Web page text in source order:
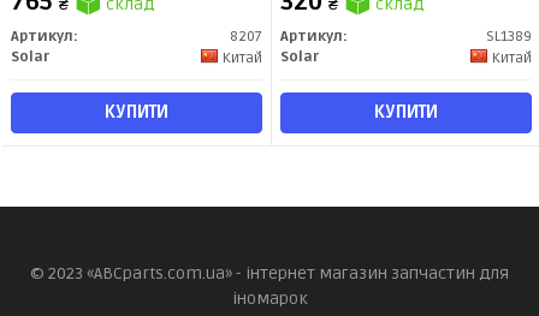
Артикул:
8207
Solar
Китай
КУПИТИ
Артикул:
SL1389
Solar
Китай
КУПИТИ
© 2023 «ABCparts.com.ua» - інтернет магазин запчастин для
іномарок